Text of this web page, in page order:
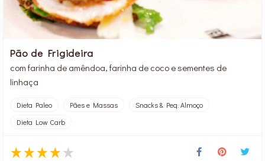
Pão de Frigideira
com farinha de amêndoa, farinha de coco e sementes de
linhaça
Dieta Paleo Pães e Massas
Snacks & Peq. Almoço
Dieta Low Carb